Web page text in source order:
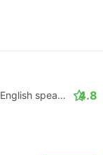
Daytrip private transfer with English speaking driver 4.8